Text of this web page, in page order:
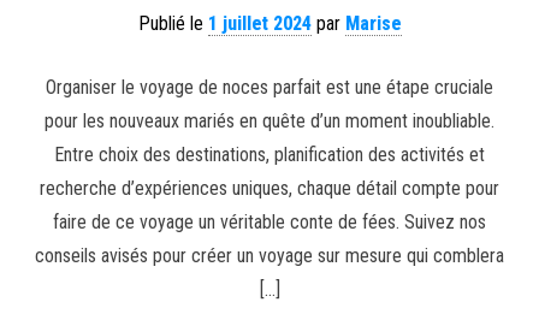
Publié le 1 juillet 2024par Marise
Organiser le voyage de noces parfait est une étape cruciale
pour les nouveaux mariés en quête d’un moment inoubliable.
Entre choix des destinations, planification des activités et
recherche d’expériences uniques, chaque détail compte pour
faire de ce voyage un véritable conte de fées. Suivez nos
conseils avisés pour créer un voyage sur mesure qui comblera
[…]